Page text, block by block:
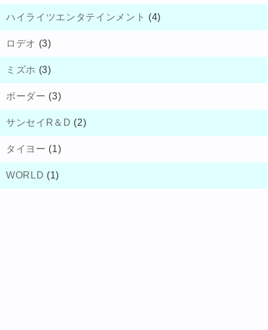
ハイライツエンタテインメント (4)
ロデオ (3)
ミズホ (3)
ボーダー (3)
サンセイR＆D (2)
タイヨー (1)
WORLD (1)